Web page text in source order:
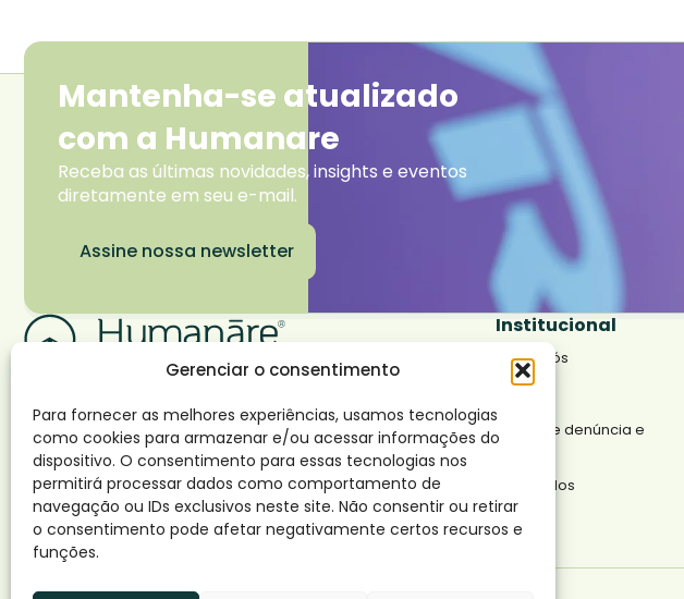
Gerenciar o consentimento
Para fornecer as melhores experiências, usamos tecnologias
como cookies para armazenar e/ou acessar informações do
dispositivo. O consentimento para essas tecnologias nos
permitirá processar dados como comportamento de
navegação ou IDs exclusivos neste site. Não consentir ou retirar
o consentimento pode afetar negativamente certos recursos e
funções.
Mantenha-se atualizado
com a Humanare
Receba as últimas novidades, insights e eventos
diretamente em seu e-mail.
Assine nossa newsletter
Institucional
Sobre nós
Canal de denúncia e
Política
Conteúdos
Blog